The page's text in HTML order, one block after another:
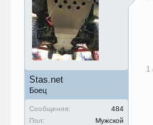
Stas.net
Боец
Сообщения:
484
Пол:
Мужской
1